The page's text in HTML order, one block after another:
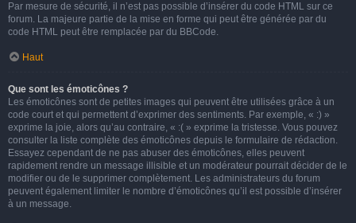
Par mesure de sécurité, il n’est pas possible d’insérer du code HTML sur ce
forum. La majeure partie de la mise en forme qui peut être générée par du
code HTML peut être remplacée par du BBCode.
Haut
Que sont les émoticônes ?
Les émoticônes sont de petites images qui peuvent être utilisées grâce à un
code court et qui permettent d’exprimer des sentiments. Par exemple, « :) »
exprime la joie, alors qu’au contraire, « :( » exprime la tristesse. Vous pouvez
consulter la liste complète des émoticônes depuis le formulaire de rédaction.
Essayez cependant de ne pas abuser des émoticônes, elles peuvent
rapidement rendre un message illisible et un modérateur pourrait décider de le
modifier ou de le supprimer complètement. Les administrateurs du forum
peuvent également limiter le nombre d’émoticônes qu’il est possible d’insérer
à un message.